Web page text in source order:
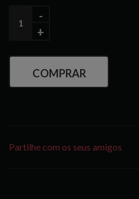
COMPRAR
Partilhe com os seus amigos